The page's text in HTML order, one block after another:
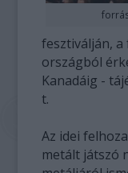
fesztiválján,
országból
Kanadáig -
t.
Az idei
metált játszó